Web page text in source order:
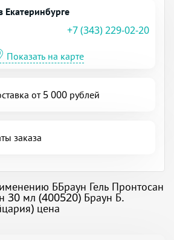
+7 (343) 229-02-20
Показать на карте
от 5 000 рублей
заказа
ББраун Гель Пронтосан
30 мл (400520) Браун Б.
цена